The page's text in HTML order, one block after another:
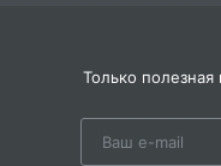
Только